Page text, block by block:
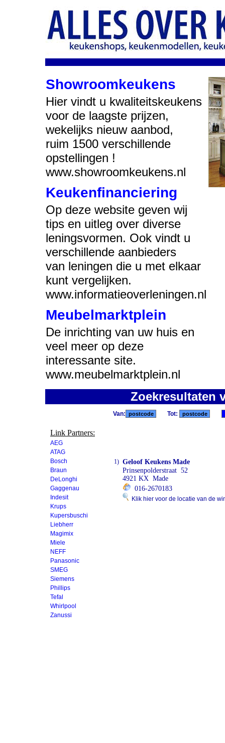
Showroomkeukens
Hier vindt u kwaliteitskeukens
voor de laagste prijzen,
wekelijks nieuw aanbod,
ruim 1500 verschillende
opstellingen !
www.showroomkeukens.nl
Keukenfinanciering
Op deze website geven wij
tips en uitleg over diverse
leningsvormen. Ook vindt u
verschillende aanbieders
van leningen die u met elkaar
kunt vergelijken.
www.informatieoverleningen.nl
Meubelmarktplein
De inrichting van uw huis en
veel meer op deze
interessante site.
www.meubelmarktplein.nl
Zoekresultaten
Link Partners:
AEG
ATAG
Bosch
Braun
DeLonghi
Gaggenau
Indesit
Krups
Kupersbuschi
Liebherr
Magimix
Miele
NEFF
Panasonic
SMEG
Siemens
Phillips
Tefal
Whirlpool
Zanussi
Van: Tot:
1) Geloof Keukens Made
Prinsenpolderstraat 52
4921 KX Made
016-2670183
Klik hier voor de locatie van de